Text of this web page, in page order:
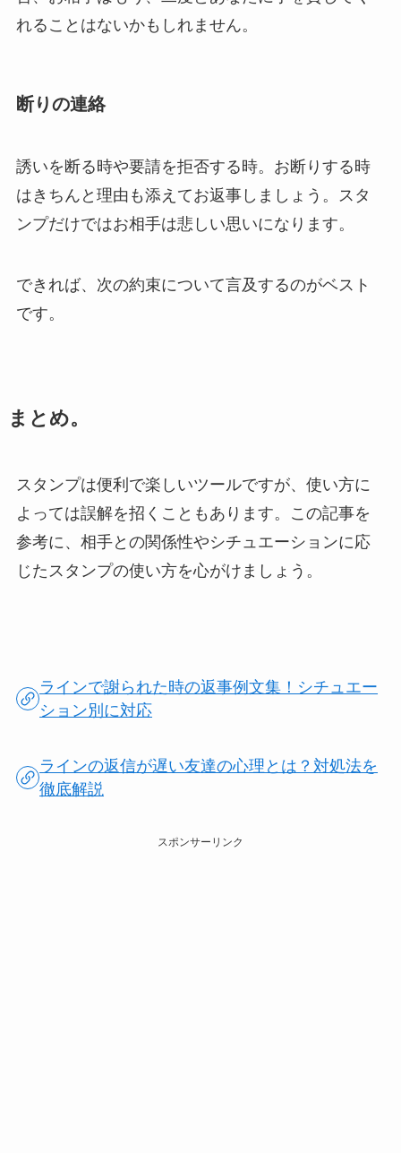
れることはないかもしれません。
断りの連絡
誘いを断る時や要請を拒否する時。お断りする時
はきちんと理由も添えてお返事しましょう。スタ
ンプだけではお相手は悲しい思いになります。
できれば、次の約束について言及するのがベスト
です。
まとめ。
スタンプは便利で楽しいツールですが、使い方に
よっては誤解を招くこともあります。この記事を
参考に、相手との関係性やシチュエーションに応
じたスタンプの使い方を心がけましょう。
ラインで謝られた時の返事例文集！シチュエー
ション別に対応
ラインの返信が遅い友達の心理とは？対処法を
徹底解説
スポンサーリンク